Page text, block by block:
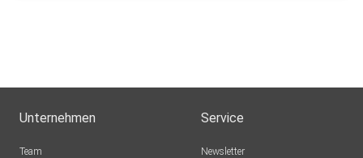
Unternehmen
Team
Service
Newsletter